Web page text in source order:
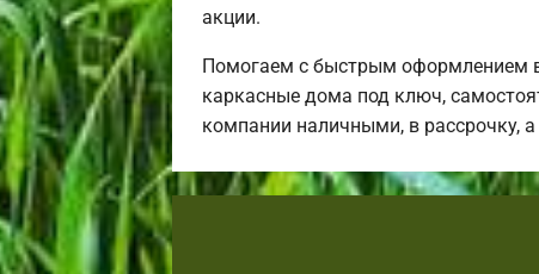
акции.
Помогаем с быстрым оформлением
каркасные дома под ключ,
компании наличными, в рассрочку,